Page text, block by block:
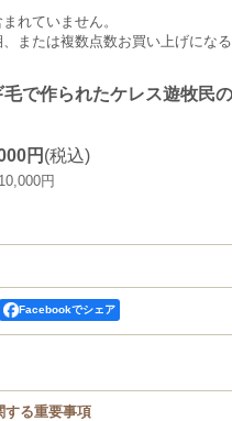
れていません。
または複数点数お買い上げにな
で作られたケレス遊牧民
円 (税込)
10,000円
Facebookでシェア
する重要事項